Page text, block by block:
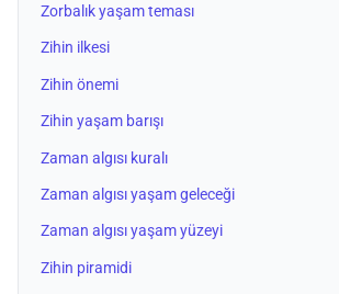
Zorbalık yaşam teması
Zihin ilkesi
Zihin önemi
Zihin yaşam barışı
Zaman algısı kuralı
Zaman algısı yaşam geleceği
Zaman algısı yaşam yüzeyi
Zihin piramidi